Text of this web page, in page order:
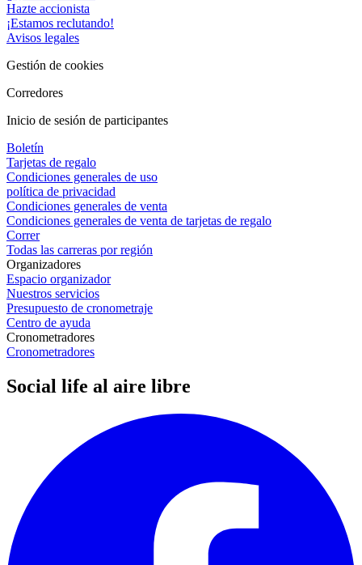
Hazte accionista
¡Estamos reclutando!
Avisos legales
Gestión de cookies
Corredores
Inicio de sesión de participantes
Boletín
Tarjetas de regalo
Condiciones generales de uso
política de privacidad
Condiciones generales de venta
Condiciones generales de venta de tarjetas de regalo
Correr
Todas las carreras por región
Organizadores
Espacio organizador
Nuestros servicios
Presupuesto de cronometraje
Centro de ayuda
Cronometradores
Cronometradores
Social life al aire libre